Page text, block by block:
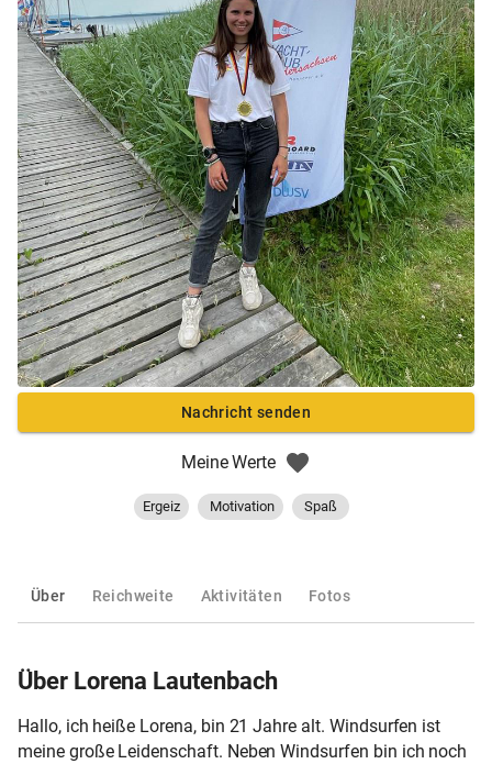
Nachricht senden
Meine Werte
Ergeiz Motivation Spaß
Über Reichweite Aktivitäten Fotos
Über Lorena Lautenbach
Hallo, ich heiße Lorena, bin 21 Jahre alt. Windsurfen ist
meine große Leidenschaft. Neben Windsurfen bin ich noch